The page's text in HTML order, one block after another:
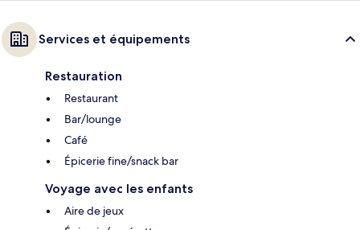
Services et équipements
Restauration
Restaurant
Bar/lounge
Café
Épicerie fine/snack bar
Voyage avec les enfants
Aire de jeux